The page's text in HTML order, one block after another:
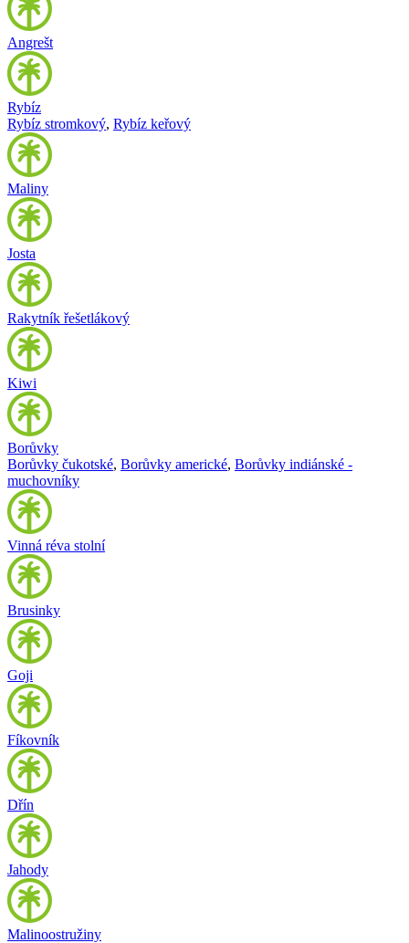
Angrešt
Rybíz
Rybíz stromkový, Rybíz keřový
Maliny
Josta
Rakytník řešetlákový
Kiwi
Borůvky
Borůvky čukotské, Borůvky americké, Borůvky indiánské -
muchovníky
Vinná réva stolní
Brusinky
Goji
Fíkovník
Dřín
Jahody
Malinoostružiny